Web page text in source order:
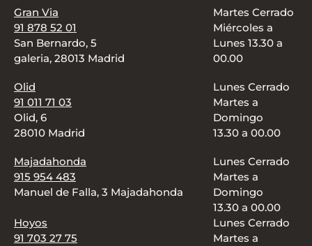
Gran Via
91 878 52 01
San Bernardo, 5
galeria, 28013 Madrid
Martes Cerrado
Miércoles a
Lunes 13.30 a
00.00
Olid
91 011 71 03
Olid, 6
28010 Madrid
Lunes Cerrado
Martes a
Domingo
13.30 a 00.00
Majadahonda
915 954 483
Manuel de Falla, 3 Majadahonda
Lunes Cerrado
Martes a
Domingo
13.30 a 00.00
Hoyos
91 703 27 75
Lunes Cerrado
Martes a